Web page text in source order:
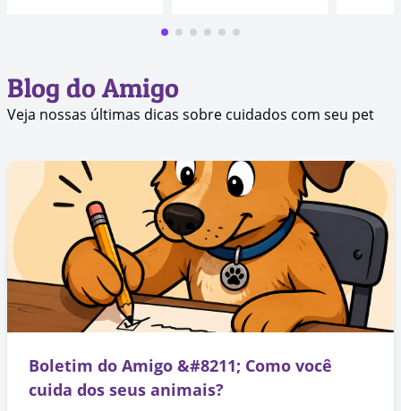
Blog do Amigo
Veja nossas últimas dicas sobre cuidados com seu pet
Boletim do Amigo &#8211; Como você
cuida dos seus animais?